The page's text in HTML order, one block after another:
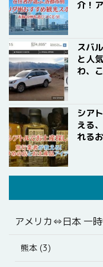
介！
スバ
と人
わ、
シア
える
れる
アメリカ⇔日本 一
熊本 (3)